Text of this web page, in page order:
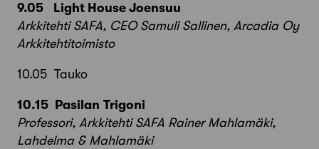
9.05 Light House Joensuu
Arkkitehti SAFA, CEO Samuli Sallinen, Arcadia Oy
Arkkitehtitoimisto
10.05 Tauko
10.15 Pasilan Trigoni
Professori, Arkkitehti SAFA Rainer Mahlamäki,
Lahdelma & Mahlamäki